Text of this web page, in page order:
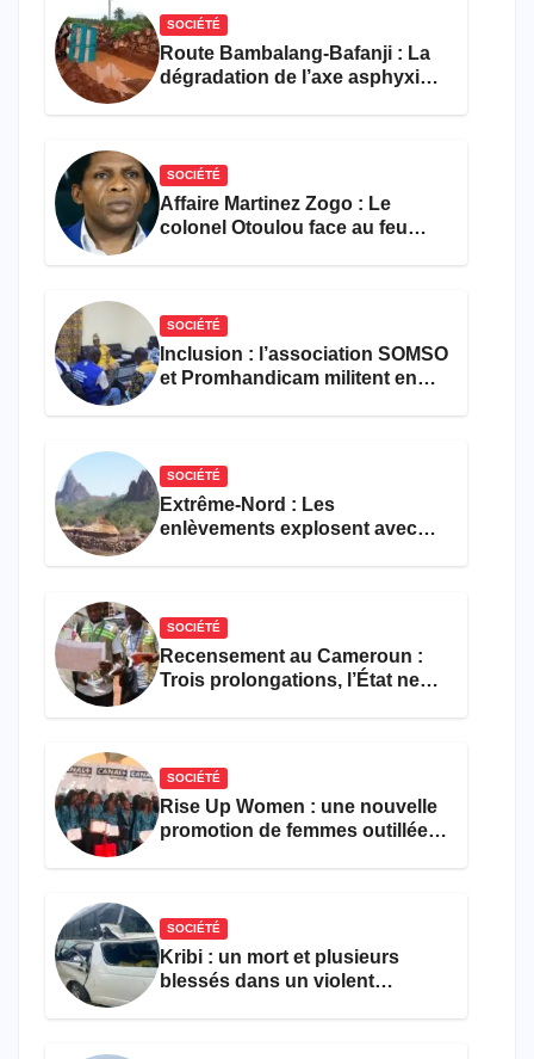
SOCIÉTÉ
Route Bambalang-Bafanji : La
dégradation de l’axe asphyxie
SOCIÉTÉ
Affaire Martinez Zogo : Le
colonel Otoulou face au feu
SOCIÉTÉ
Inclusion : l’association SOMSO
et Promhandicam militent en
SOCIÉTÉ
Extrême-Nord : Les
enlèvements explosent avec
SOCIÉTÉ
Recensement au Cameroun :
Trois prolongations, l’État ne
SOCIÉTÉ
Rise Up Women : une nouvelle
promotion de femmes outillées
SOCIÉTÉ
Kribi : un mort et plusieurs
blessés dans un violent